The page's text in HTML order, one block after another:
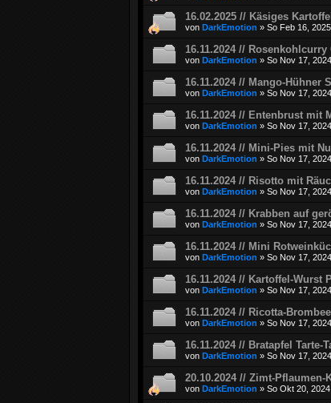
16.02.2025 // Käsiges
von DarkEmotion » So Feb 16,
16.11.2024 //
von DarkEmotion » So Nov 17,
16.11.2024 // Mango-Hühner
von DarkEmotion » So Nov 17,
16.11.2024 // Entenbrust mit
von DarkEmotion » So Nov 17,
16.11.2024 // Mini-Pies mit
von DarkEmotion » So Nov 17,
16.11.2024 // Risotto mit
von DarkEmotion » So Nov 17,
16.11.2024 // Krabben auf
von DarkEmotion » So Nov 17,
16.11.2024 // Mini
von DarkEmotion » So Nov 17,
16.11.2024 // Kartoffel-Wurst
von DarkEmotion » So Nov 17,
16.11.2024 // Ricotta-
von DarkEmotion » So Nov 17,
16.11.2024 // Bratapfel Tarte-
von DarkEmotion » So Nov 17,
20.10.2024 // Zimt-Pflaumen-
von DarkEmotion » So Okt 20,